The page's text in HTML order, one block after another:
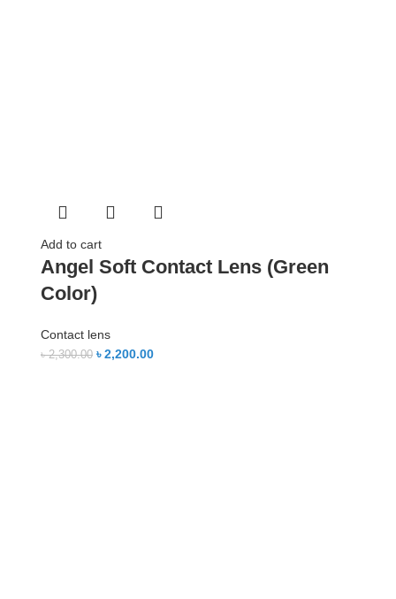
Add to cart
Angel Soft Contact Lens (Green
Color)
Contact lens
৳2,300.00 ৳2,200.00